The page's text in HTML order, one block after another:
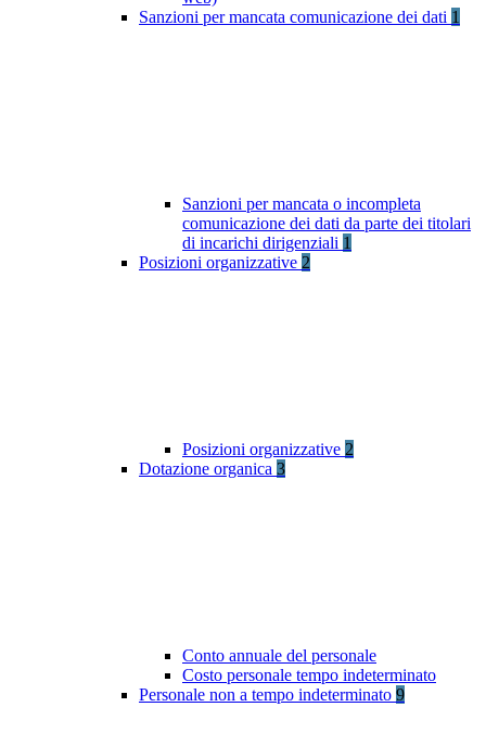
Sanzioni per mancata comunicazione dei dati 1
Sanzioni per mancata o incompleta
comunicazione dei dati da parte dei titolari
di incarichi dirigenziali 1
Posizioni organizzative 2
Posizioni organizzative 2
Dotazione organica 3
Conto annuale del personale
Costo personale tempo indeterminato
Personale non a tempo indeterminato 9